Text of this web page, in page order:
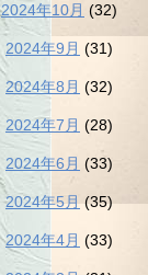
2024年10月 (32)
2024年9月 (31)
2024年8月 (32)
2024年7月 (28)
2024年6月 (33)
2024年5月 (35)
2024年4月 (33)